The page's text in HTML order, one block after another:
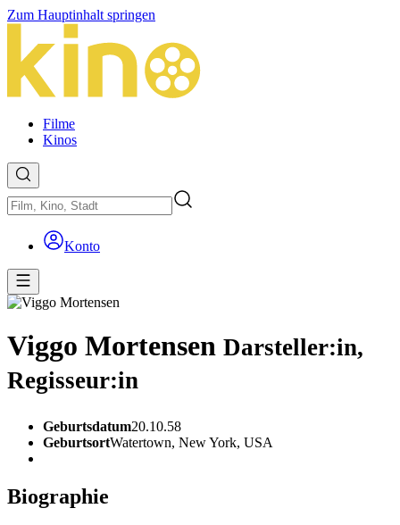
Zum Hauptinhalt springen
Filme
Kinos
Konto
Viggo Mortensen Darsteller:in,
Regisseur:in
Geburtsdatum20.10.58
GeburtsortWatertown, New York, USA
Biographie